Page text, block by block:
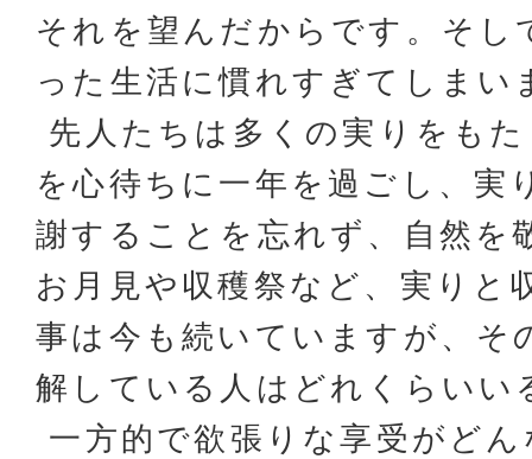
それを望んだからです。そし
った生活に慣れすぎてしまい
先人たちは多くの実りをも
を心待ちに一年を過ごし、実
謝することを忘れず、自然を
お月見や収穫祭など、実りと
事は今も続いていますが、そ
解している人はどれくらいい
一方的で欲張りな享受がど